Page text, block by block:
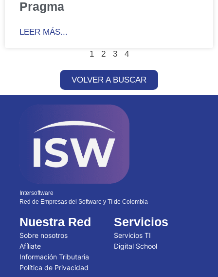
Pragma
LEER MÁS...
1 2 3 4
VOLVER A BUSCAR
Intersoftware
Red de Empresas del Software y TI de Colombia
Nuestra Red
Sobre nosotros
Afíliate
Información Tributaria
Política de Privacidad
Servicios
Servicios TI
Digital School